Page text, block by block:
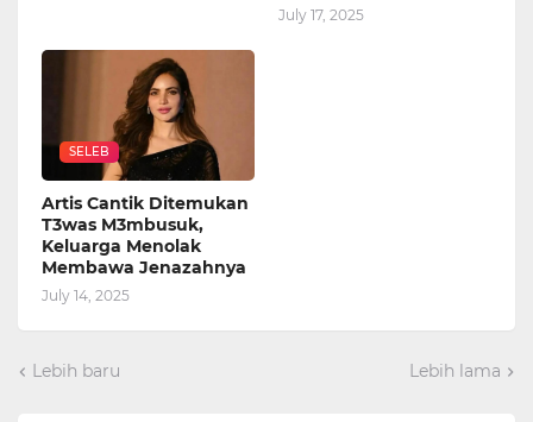
July 17, 2025
SELEB
Artis Cantik Ditemukan
T3was M3mbusuk,
Keluarga Menolak
Membawa Jenazahnya
July 14, 2025
Lebih baru Lebih lama